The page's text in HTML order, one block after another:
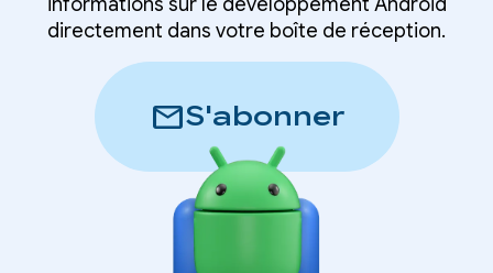
directement dans votre boîte de réception.
mailS'abonner